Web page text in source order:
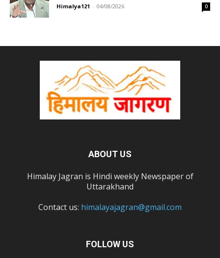
Himalya121 - 04/08/2026 0
ABOUT US
Himalay Jagran is Hindi weekly Newspaper of
Uttarakhand
Contact us: himalayajagran@gmail.com
FOLLOW US